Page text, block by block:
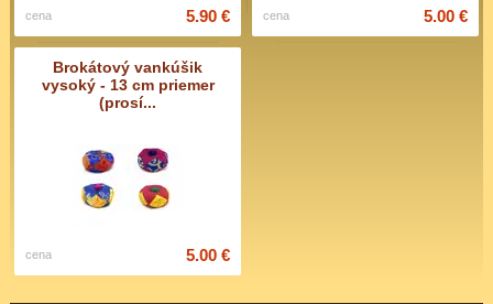
cena 5.90 € cena 5.00 €
Brokátový vankúšik
vysoký - 13 cm priemer
(prosí...
cena 5.00 €